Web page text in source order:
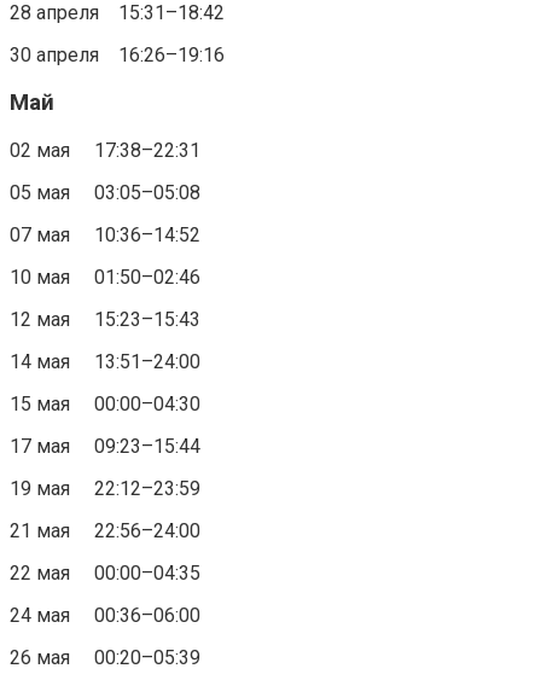
28 апреля 15:31–18:42
30 апреля 16:26–19:16
Май
02 мая 17:38–22:31
05 мая 03:05–05:08
07 мая 10:36–14:52
10 мая 01:50–02:46
12 мая 15:23–15:43
14 мая 13:51–24:00
15 мая 00:00–04:30
17 мая 09:23–15:44
19 мая 22:12–23:59
21 мая 22:56–24:00
22 мая 00:00–04:35
24 мая 00:36–06:00
26 мая 00:20–05:39